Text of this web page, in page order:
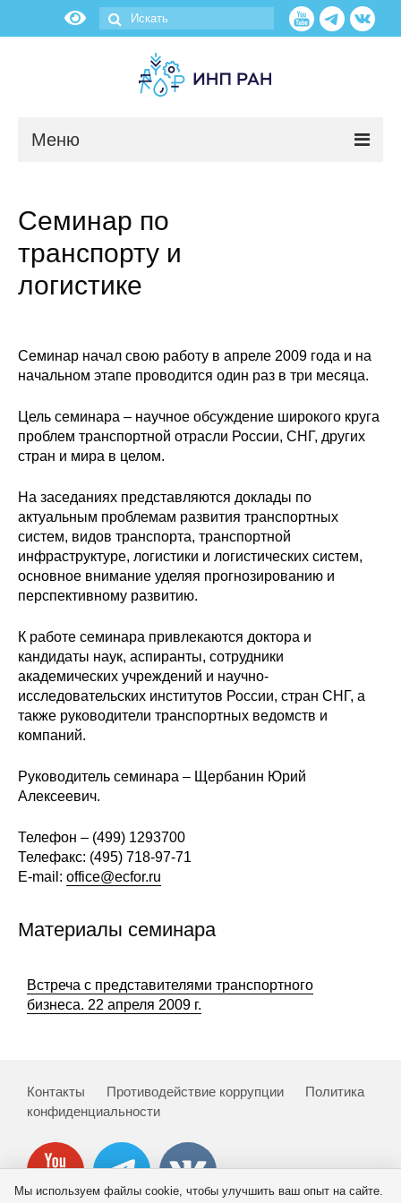
Меню
О нас
Об институте
Администрация
Отчетность
Противодействие коррупции
Материалы для СМИ
Публикации
Научная жизнь
Издания
Проблемы прогнозирования
Номера журналов
Информация для авторов
Научные труды
Информация для авторов
Семинар по
транспорту и
логистике
Семинар начал свою работу в апреле 2009 года и на
начальном этапе проводится один раз в три месяца.
Цель семинара – научное обсуждение широкого круга
проблем транспортной отрасли России, СНГ, других
стран и мира в целом.
На заседаниях представляются доклады по
актуальным проблемам развития транспортных
систем, видов транспорта, транспортной
инфраструктуре, логистики и логистических систем,
основное внимание уделяя прогнозированию и
перспективному развитию.
К работе семинара привлекаются доктора и
кандидаты наук, аспиранты, сотрудники
академических учреждений и научно-
исследовательских институтов России, стран СНГ, а
также руководители транспортных ведомств и
компаний.
Руководитель семинара – Щербанин Юрий
Алексеевич.
Телефон – (499) 1293700
Телефакс: (495) 718-97-71
E-mail: office@ecfor.ru
Материалы семинара
Встреча с представителями транспортного
бизнеса. 22 апреля 2009 г.
Контакты Противодействие коррупции
Политика
конфиденциальности
Мы используем файлы cookie, чтобы улучшить ваш опыт на сайте.